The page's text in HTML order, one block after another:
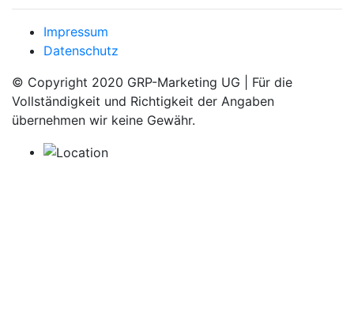
Impressum
Datenschutz
© Copyright 2020 GRP-Marketing UG | Für die
Vollständigkeit und Richtigkeit der Angaben
übernehmen wir keine Gewähr.